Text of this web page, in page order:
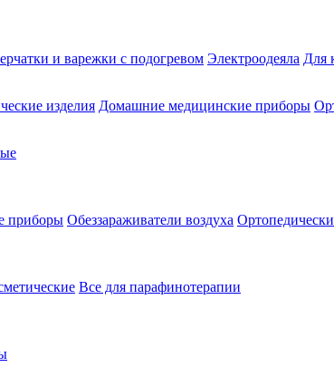
и варежки с подогревом Электроодеяла Для
изделия Домашние медицинские приборы
приборы Обеззараживатели воздуха
Все для парафинотерапии